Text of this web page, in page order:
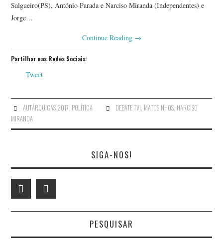
Salgueiro(PS), António Parada e Narciso Miranda (Independentes) e
Jorge…
Continue Reading →
Partilhar nas Redes Sociais:
Tweet
AUTÁRQUICAS 2017, POLÍTICA DEBATE TVI, MATOSINHOS, NARCISO
MIRANDA
SIGA-NOS!
PESQUISAR